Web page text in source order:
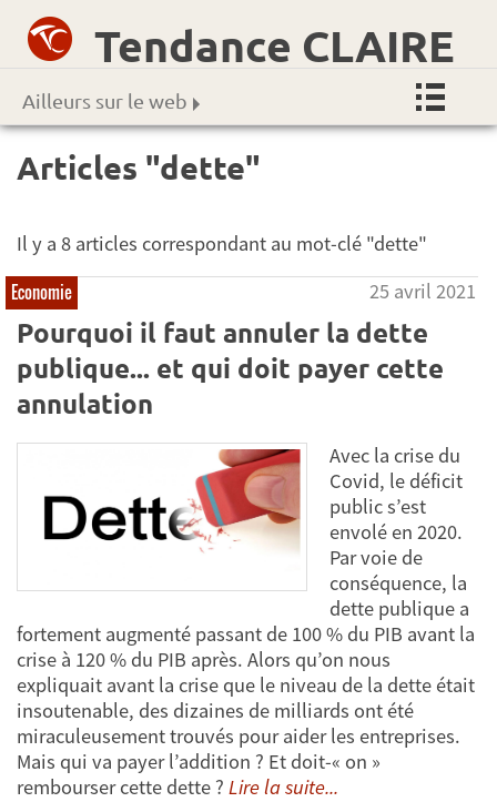
Tendance CLAIRE
Ailleurs sur le web
Articles "dette"
Il y a 8 articles correspondant au mot-clé "dette"
Economie 25 avril 2021
Pourquoi il faut annuler la dette
publique... et qui doit payer cette
annulation
Avec la crise du
Covid, le déficit
public s’est
envolé en 2020.
Par voie de
conséquence, la
dette publique a
fortement augmenté passant de 100 % du PIB avant la
crise à 120 % du PIB après. Alors qu’on nous
expliquait avant la crise que le niveau de la dette était
insoutenable, des dizaines de milliards ont été
miraculeusement trouvés pour aider les entreprises.
Mais qui va payer l’addition ? Et doit-« on »
rembourser cette dette ? Lire la suite...